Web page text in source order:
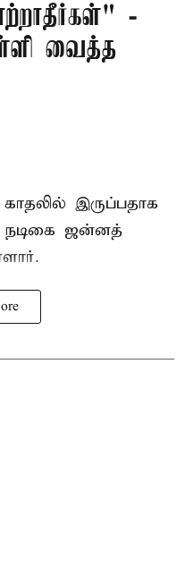
-
வைத்த
இருப்பதாக
ஜன்னத்